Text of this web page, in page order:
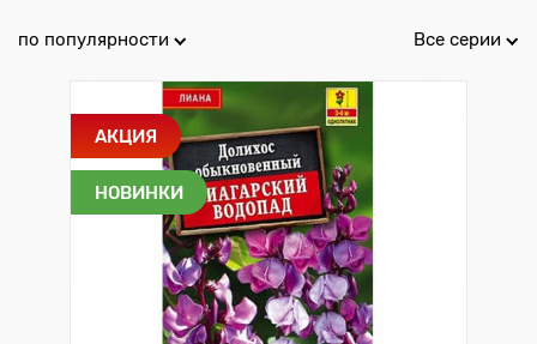
по популярности Все серии
АКЦИЯ
НОВИНКИ